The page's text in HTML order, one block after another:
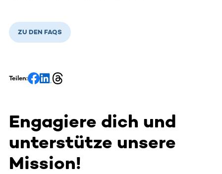
ZU DEN FAQS
Teilen:
Engagiere dich und
unterstütze unsere
Mission!